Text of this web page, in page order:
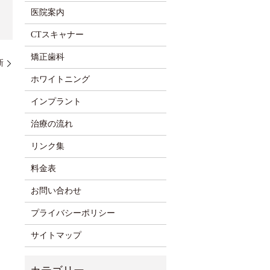
医院案内
CTスキャナー
矯正歯科
ホワイトニング
インプラント
治療の流れ
リンク集
料金表
お問い合わせ
プライバシーポリシー
サイトマップ